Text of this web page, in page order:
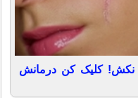
نکش! کلیک کن درمانش